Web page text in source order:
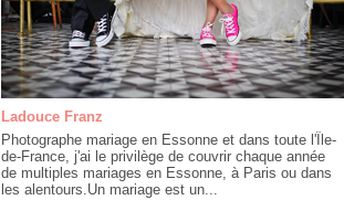
Ladouce Franz
Photographe mariage en Essonne et dans toute l'Île-
de-France, j'ai le privilège de couvrir chaque année
de multiples mariages en Essonne, à Paris ou dans
les alentours.Un mariage est un...